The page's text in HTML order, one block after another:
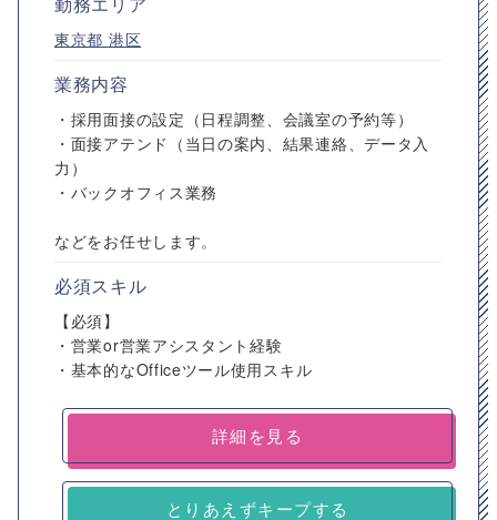
東京都 港区
業務内容
・採用面接の設定（日程調整、会議室の予約等）
・面接アテンド（当日の案内、結果連絡、データ入
力）
・バックオフィス業務
などをお任せします。
必須スキル
【必須】
・営業or営業アシスタント経験
・基本的なOfficeツール使用スキル
詳細を見る
とりあえずキープする